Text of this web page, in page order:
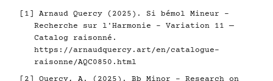
[1] Arnaud Quercy (2025). Si bémol Mineur -
Recherche sur l'Harmonie - Variation 11 —
Catalog raisonné.
https://arnaudquercy.art/en/catalogue-
raisonne/AQC0850.html
[2] Quercy, A. (2025). Bb Minor - Research on